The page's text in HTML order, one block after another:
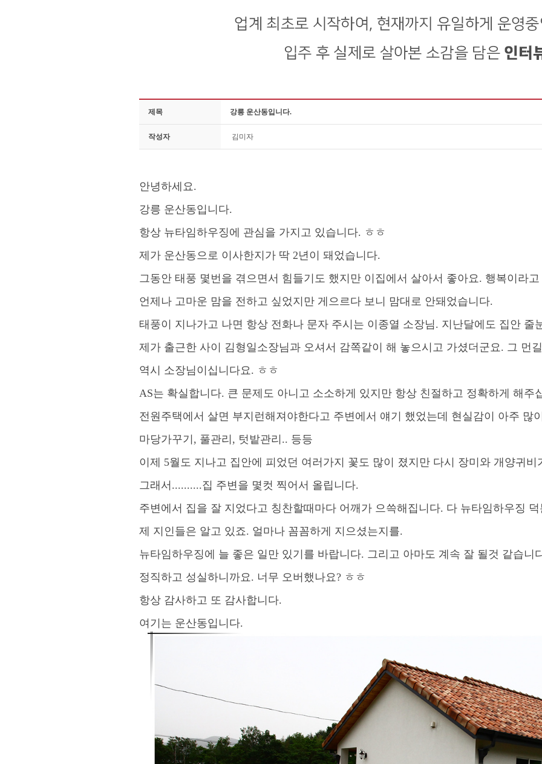
제목 강릉 운산동입니다.
작성자 김미자
안녕하세요.
강릉 운산동입니다.
항상 뉴타임하우징에 관심을 가지고 있습니다. ㅎㅎ
제가 운산동으로 이사한지가 딱 2년이 돼었습니다.
그동안 태풍 몇번을 겪으면서 힘들기도 했지만 이집에서 살아서 좋아요. 행복이라
언제나 고마운 맘을 전하고 싶었지만 게으르다 보니 맘대로 안돼었습니다.
태풍이 지나가고 나면 항상 전화나 문자 주시는 이종열 소장님 . 지난달에도 집안 줄
제가 출근한 사이 김형일소장님과 오셔서 감쪽같이 해 놓으시고 가셨더군요. 그 먼
역시 소장님이십니다요. ㅎㅎ
AS는 확실합니다. 큰 문제도 아니고 소소하게 있지만 항상 친절하고 정확하게 해주
전원주택에서 살면 부지런해져야한다고 주변에서 얘기 했었는데 현실감이 아주 많
마당가꾸기 , 풀관리 , 텃밭관리 .. 등등
이제 5월도 지나고 집안에 피었던 여러가지 꽃도 많이 졌지만 다시 장미와 개양귀비
그래서 ..........집 주변을 몇컷 찍어서 올립니다.
주변에서 집을 잘 지었다고 칭찬할때마다 어깨가 으쓱해집니다. 다 뉴타임하우징
제 지인들은 알고 있죠. 얼마나 꼼꼼하게 지으셨는지를.
뉴타임하우징에 늘 좋은 일만 있기를 바랍니다. 그리고 아마도 계속 잘 될것 같습니
정직하고 성실하니까요. 너무 오버했나요? ㅎㅎ
항상 감사하고 또 감사합니다.
여기는 운산동입니다.